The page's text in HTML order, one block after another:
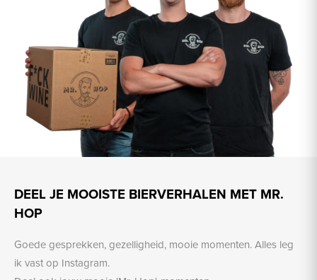
DEEL JE MOOISTE BIERVERHALEN MET MR.
HOP
Goede gesprekken, gezelligheid, mooie momenten. Alles leg
ik vast op Instagram.